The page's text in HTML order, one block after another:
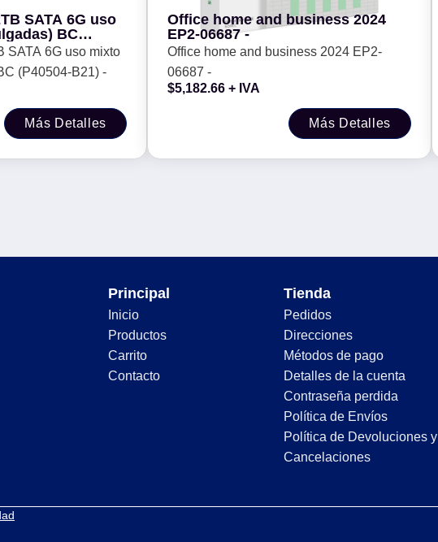
SATA 6G uso
BC
SATA 6G uso mixto
(P40504-B21) -
Más Detalles
Office home and business 2024
EP2-06687 -
Office home and business 2024 EP2-
06687 -
$5,182.66 + IVA
Más Detalles
Principal
Inicio
Productos
Carrito
Contacto
Tienda
Pedidos
Direcciones
Métodos de pago
Detalles de la cuenta
Contraseña perdida
Política de Envíos
Política de Devoluciones y
Cancelaciones